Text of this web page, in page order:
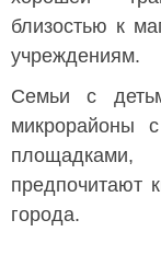
близостью к
учреждениям.
Семьи с
микрорайоны
предпочитают
города.